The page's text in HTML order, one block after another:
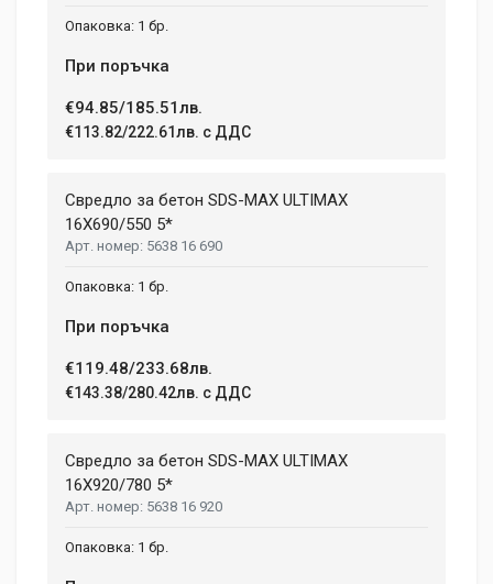
Email Address
Post Your Review
1 бр.
При поръчка
€94.85/185.51лв.
€113.82/222.61лв. с ДДС
Свредло за бетон SDS-MAX ULTIMAX
16X690/550 5*
5638 16 690
1 бр.
При поръчка
€119.48/233.68лв.
€143.38/280.42лв. с ДДС
Свредло за бетон SDS-MAX ULTIMAX
16X920/780 5*
5638 16 920
1 бр.